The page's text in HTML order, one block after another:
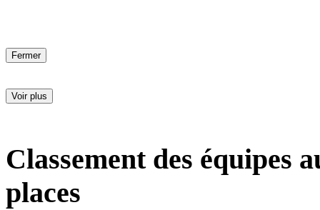
Fermer
Voir plus
Classement des équipes
places